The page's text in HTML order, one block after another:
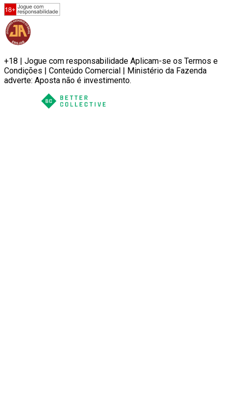
+18 | Jogue com responsabilidade Aplicam-se os Termos e
Condições | Conteúdo Comercial | Ministério da Fazenda
adverte: Aposta não é investimento.